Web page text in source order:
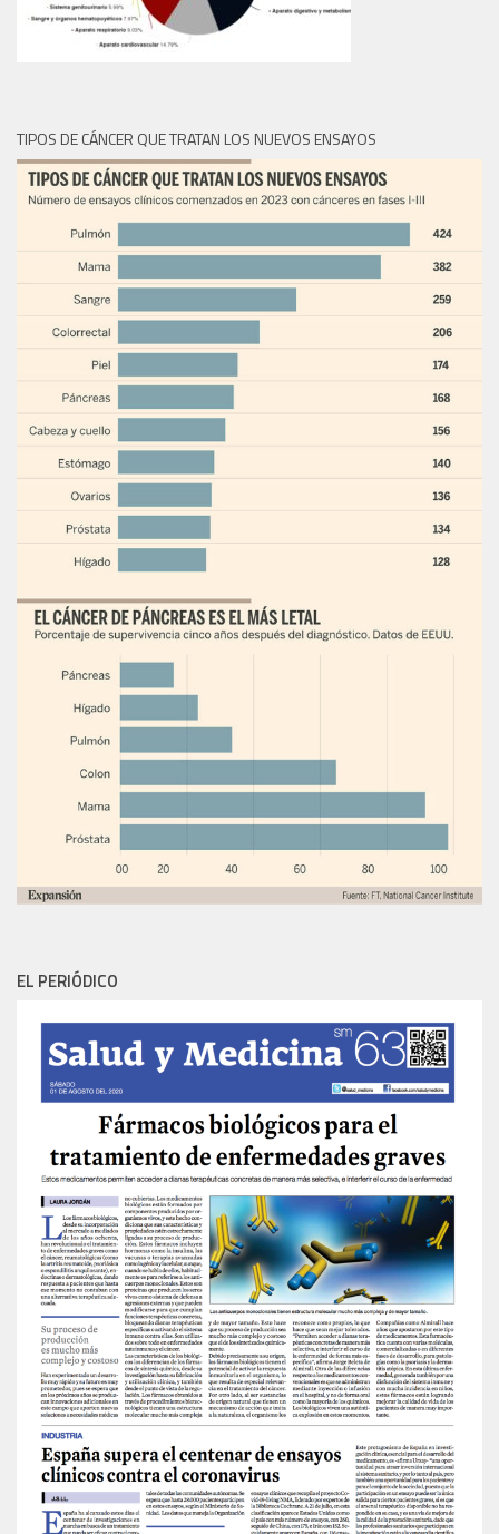
TIPOS DE CÁNCER QUE TRATAN LOS NUEVOS ENSAYOS
EL PERIÓDICO